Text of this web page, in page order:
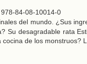
978-84-08-10014-0
del mundo. ¿Sus
Su desagradable rata
de los monstruos?